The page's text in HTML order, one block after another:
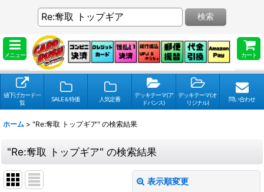
メニュー カート
検索
値下げカード一
覧
SALE＆特価 人気定番
デッキテーマ(ア
ドバンス)
デッキテーマ(オ
リジナル)
問い合わせ
ホーム > "Re:奪取 トップギア" の検索結果
"Re:奪取 トップギア" の検索結果
表示順変更